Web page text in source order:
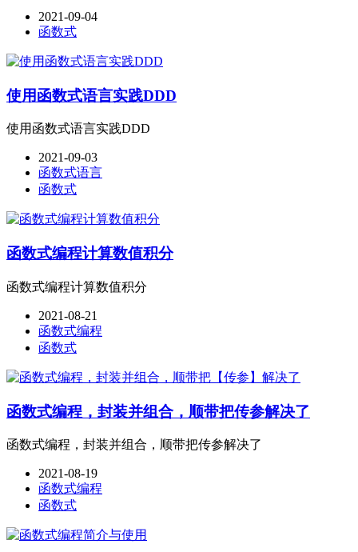
2021-09-04
函数式
使用函数式语言实践DDD
使用函数式语言实践DDD
2021-09-03
函数式语言
函数式
函数式编程计算数值积分
函数式编程计算数值积分
2021-08-21
函数式编程
函数式
函数式编程，封装并组合，顺带把传参解决了
函数式编程，封装并组合，顺带把传参解决了
2021-08-19
函数式编程
函数式